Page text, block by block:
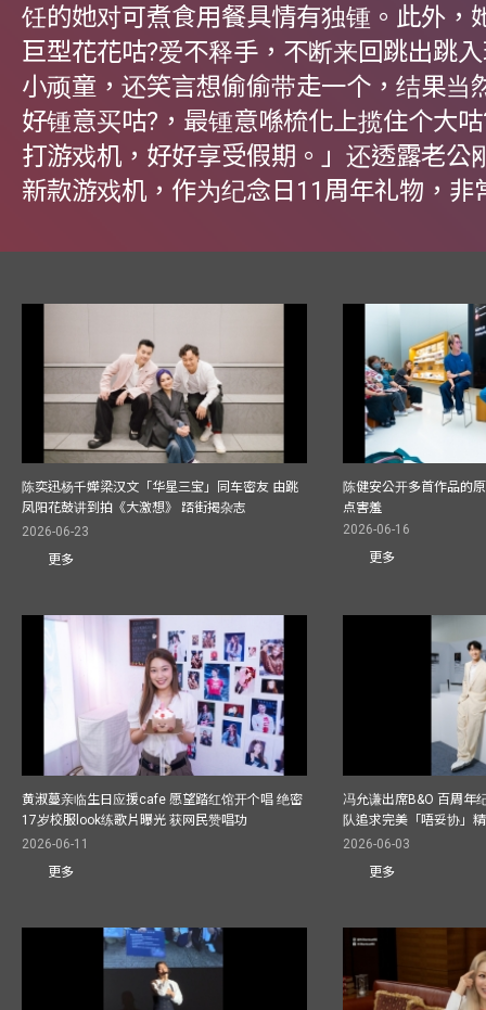
饪的她对可煮食用餐具情有独锺。此外，
巨型花花咕?爱不释手，不断来回跳出跳
小顽童，还笑言想偷偷带走一个，结果当
好锺意买咕?，最锺意喺梳化上揽住个大
打游戏机，好好享受假期。」还透露老公
新款游戏机，作为纪念日11周年礼物，非
陈奕迅杨千嬅梁汉文「华星三宝」同车密友 由跳
凤阳花鼓讲到拍《大激想》 踎街揭杂志
2026-06-23
更多
陈健安公开多首作品的
点害羞
2026-06-16
更多
黄淑蔓亲临生日应援cafe 愿望踏红馆开个唱 绝密
17岁校服look练歌片曝光 获网民赞唱功
2026-06-11
更多
冯允谦出席B&O 百周年
队追求完美「唔妥协」
2026-06-03
更多